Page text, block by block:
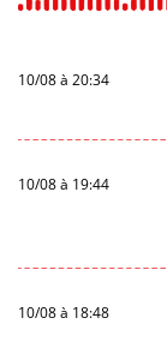
10/08 à 20:34
10/08 à 19:44
10/08 à 18:48